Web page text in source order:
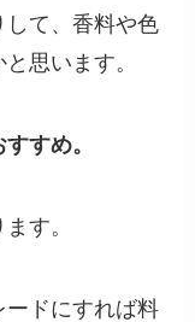
て、香料や色
思います。
すめ。
す。
ドにすれば料